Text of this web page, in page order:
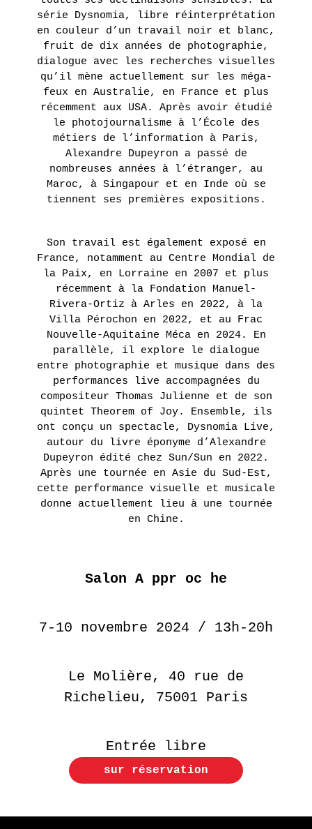
série Dysnomia, libre réinterprétation
en couleur d’un travail noir et blanc,
fruit de dix années de photographie,
dialogue avec les recherches visuelles
qu’il mène actuellement sur les méga-
feux en Australie, en France et plus
récemment aux USA. Après avoir étudié
le photojournalisme à l’École des
métiers de l’information à Paris,
Alexandre Dupeyron a passé de
nombreuses années à l’étranger, au
Maroc, à Singapour et en Inde où se
tiennent ses premières expositions.
Son travail est également exposé en
France, notamment au Centre Mondial de
la Paix, en Lorraine en 2007 et plus
récemment à la Fondation Manuel-
Rivera-Ortiz à Arles en 2022, à la
Villa Pérochon en 2022, et au Frac
Nouvelle-Aquitaine Méca en 2024. En
parallèle, il explore le dialogue
entre photographie et musique dans des
performances live accompagnées du
compositeur Thomas Julienne et de son
quintet Theorem of Joy. Ensemble, ils
ont conçu un spectacle, Dysnomia Live,
autour du livre éponyme d’Alexandre
Dupeyron édité chez Sun/Sun en 2022.
Après une tournée en Asie du Sud-Est,
cette performance visuelle et musicale
donne actuellement lieu à une tournée
en Chine.
Salon A ppr oc he
7-10 novembre 2024 / 13h-20h
Le Molière, 40 rue de
Richelieu, 75001 Paris
Entrée libre
sur réservation